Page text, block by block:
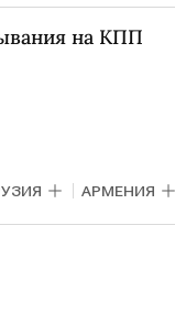
на КПП
АРМЕНИЯ